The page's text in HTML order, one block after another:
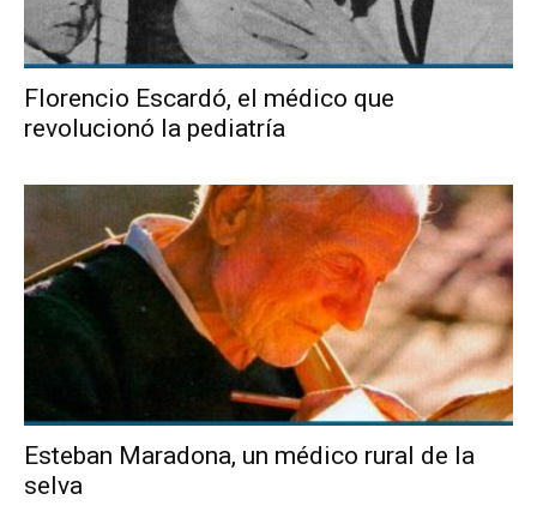
Florencio Escardó, el médico que
revolucionó la pediatría
Esteban Maradona, un médico rural de la
selva